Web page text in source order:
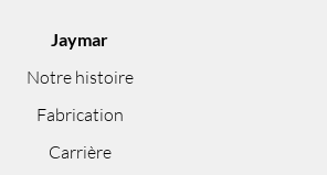
Jaymar
Notre histoire
Fabrication
Carrière